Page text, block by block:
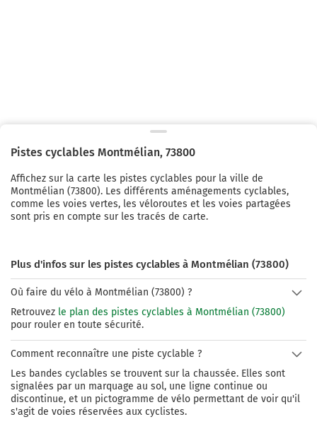
Pistes cyclables Montmélian, 73800
Affichez sur la carte les pistes cyclables pour la ville de
Montmélian (73800). Les différents aménagements cyclables,
comme les voies vertes, les véloroutes et les voies partagées
sont pris en compte sur les tracés de carte.
Plus d'infos sur les pistes cyclables à Montmélian (73800)
Où faire du vélo à Montmélian (73800) ?
Retrouvez le plan des pistes cyclables à Montmélian (73800)
pour rouler en toute sécurité.
Comment reconnaître une piste cyclable ?
Les bandes cyclables se trouvent sur la chaussée. Elles sont
signalées par un marquage au sol, une ligne continue ou
discontinue, et un pictogramme de vélo permettant de voir qu'il
s'agit de voies réservées aux cyclistes.